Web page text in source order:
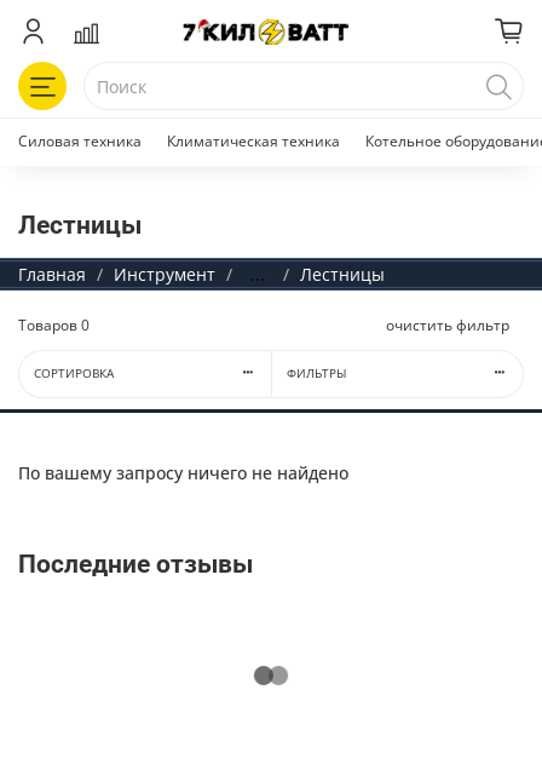
Силовая техника Климатическая техника Котельное
Лестницы
Главная Инструмент ... Лестницы
Товаров0 очистить фильтр
СОРТИРОВКА ФИЛЬТРЫ
По вашему запросу ничего не найдено
Последние отзывы